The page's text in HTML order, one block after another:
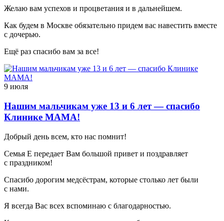
Желаю вам успехов и процветания и в дальнейшем.
Как будем в Москве обязательно придем вас навестить вместе
с дочерью.
Ещё раз спасибо вам за все!
9 июля
Нашим мальчикам уже 13 и 6 лет — спасибо
Клинике МАМА!
Добрый день всем, кто нас помнит!
Семья Е передает Вам большой привет и поздравляет
с праздником!
Спасибо дорогим медсёстрам, которые столько лет были
с нами.
Я всегда Вас всех вспоминаю с благодарностью.